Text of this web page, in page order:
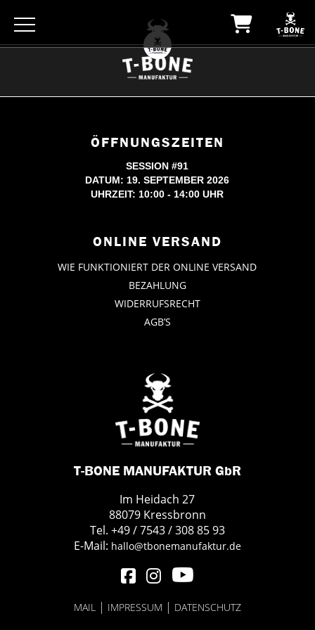
ÖFFNUNGSZEITEN
SESSION #91
DATUM: 19. SEPTEMBER 2026
UHRZEIT: 10:00 - 14:00 UHR
ONLINE VERSAND
WIE FUNKTIONIERT DER ONLINE VERSAND
BEZAHLUNG
WIDERRUFSRECHT
AGB’S
T-BONE MANUFAKTUR GbR
Im Heidach 27
88079 Kressbronn
Tel. +49 / 7543 / 308 85 93
E-Mail: hallo@tbonemanufaktur.de
MAIL| IMPRESSUM | DATENSCHUTZ